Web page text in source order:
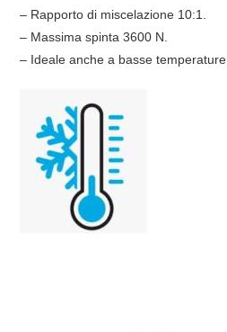
– Rapporto di miscelazione 10:1.
– Massima spinta 3600 N.
– Ideale anche a basse temperature.